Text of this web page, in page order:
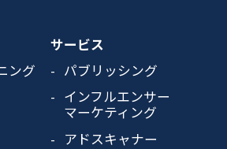
ング
サービス
パブリッシング
インフルエンサー
マーケティング
アドスキャナー